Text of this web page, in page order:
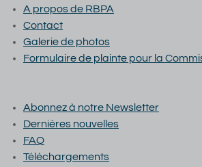
A propos de RBPA
Contact
Galerie de photos
Formulaire de plainte pour la
Abonnez à notre Newsletter
Dernières nouvelles
FAQ
Téléchargements